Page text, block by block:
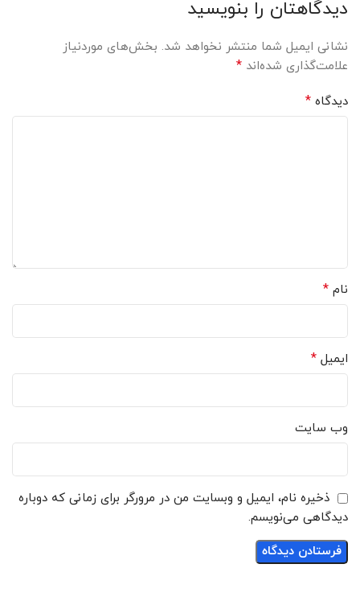
دیدگاهتان را بنویسید
نشانی ایمیل شما منتشر نخواهد شد. بخش‌های موردنیاز
علامت‌گذاری شده‌اند *
دیدگاه *
نام *
ایمیل *
وب‌ سایت
ذخیره نام، ایمیل و وبسایت من در مرورگر برای زمانی که دوباره
دیدگاهی می‌نویسم.